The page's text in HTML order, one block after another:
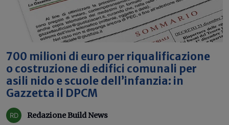
700 milioni di euro per riqualificazione
o costruzione di edifici comunali per
asili nido e scuole dell’infanzia: in
Gazzetta il DPCM
Redazione Build News